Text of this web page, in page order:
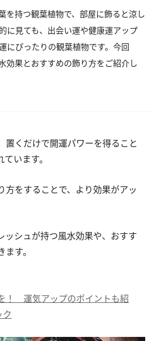
を持つ観葉植物で、部屋に飾ると涼し
に見ても、出会い運や健康運アップ
にぴったりの観葉植物です。今回
効果とおすすめの飾り方をご紹介し
置くだけで開運パワーを得ること
います。
方をすることで、より効果がアッ
ッシュが持つ風水効果や、おすす
す。
！ 運気アップのポイントも紹